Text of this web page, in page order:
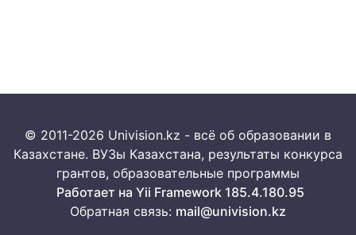
© 2011-2026 Univision.kz - всё об образовании в
Казахстане. ВУЗы Казахстана, результаты конкурса
грантов, образовательные программы
Работает на Yii Framework 185.4.180.95
Обратная связь: mail@univision.kz